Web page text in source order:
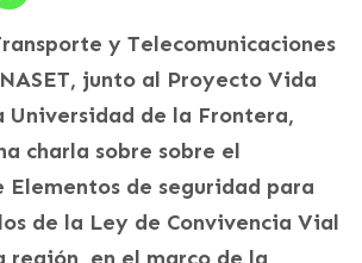
y Telecomunicaciones
junto al Proyecto Vida
Universidad de la Frontera,
charla sobre sobre el
Elementos de seguridad para
de la Ley de Convivencia Vial